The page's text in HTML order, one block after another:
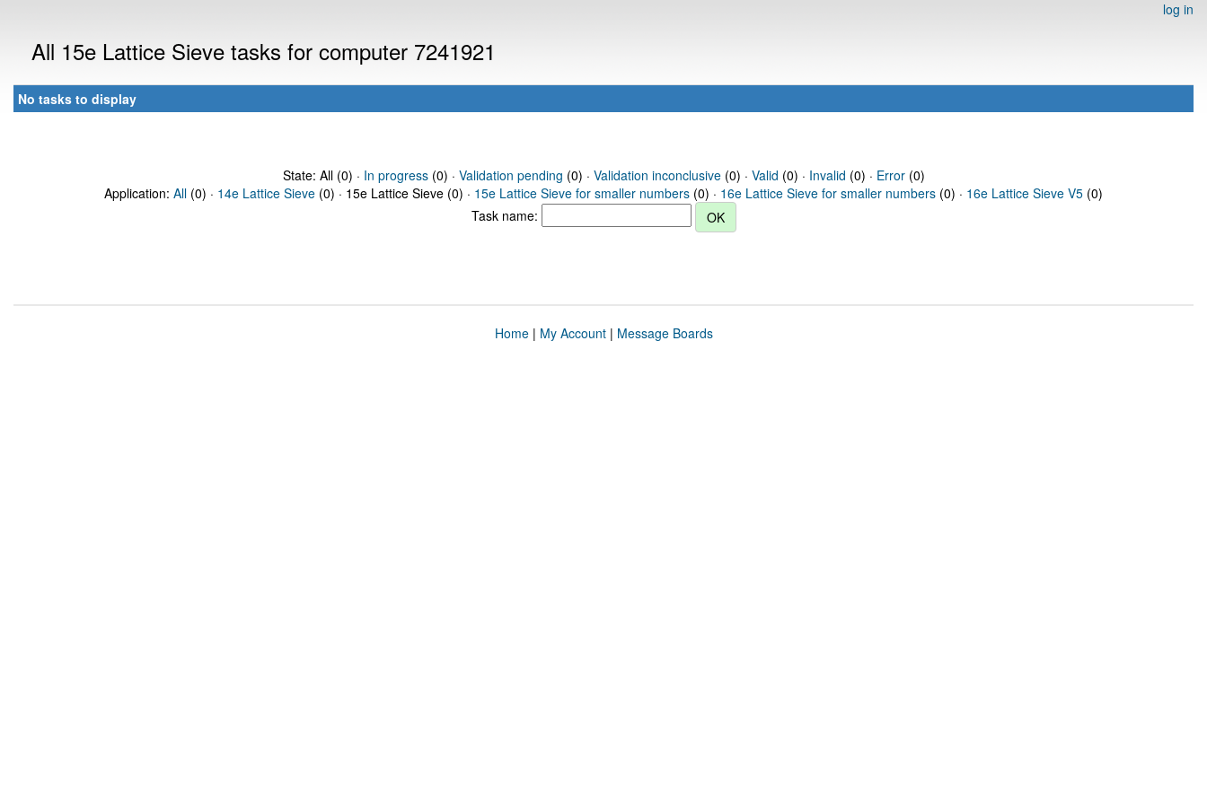
log in
All 15e Lattice Sieve tasks for computer 7241921
No tasks to display
State: All (0) · In progress(0) · Validation pending (0) · Validation inconclusive(0) · Valid (0) · Invalid (0) · Error(0)
Application: All (0) · 14e Lattice Sieve (0) · 15e Lattice Sieve (0) · 15e Lattice Sieve for smaller numbers (0) · 16e Lattice Sieve for smaller numbers (0) · 16e Lattice Sieve V5 (0)
Task name:
Home| My Account| Message Boards